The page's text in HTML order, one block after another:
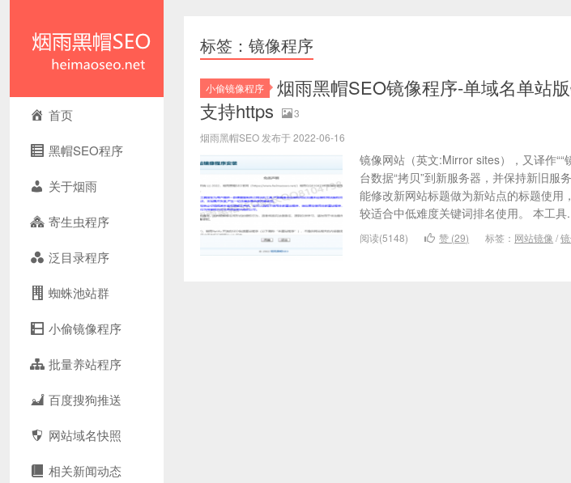
首页
黑帽SEO程序
关于烟雨
寄生虫程序
泛目录程序
蜘蛛池站群
小偷镜像程序
批量养站程序
百度搜狗推送
网站域名快照
相关新闻动态
标签：镜像程序
小偷镜像程序
烟雨黑帽SEO镜像程序-单域名单站
支持https
3
烟雨黑帽SEO 发布于 2022-06-16
镜像网站（英文:Mirror sites），又译作
台数据“拷贝”到新服务器，并保持新旧服
能修改新网站标题做为新站点的标题使用
较适合中低难度关键词排名使用。 本工具
阅读(5148) 赞 (29) 标签： 网站镜像 /